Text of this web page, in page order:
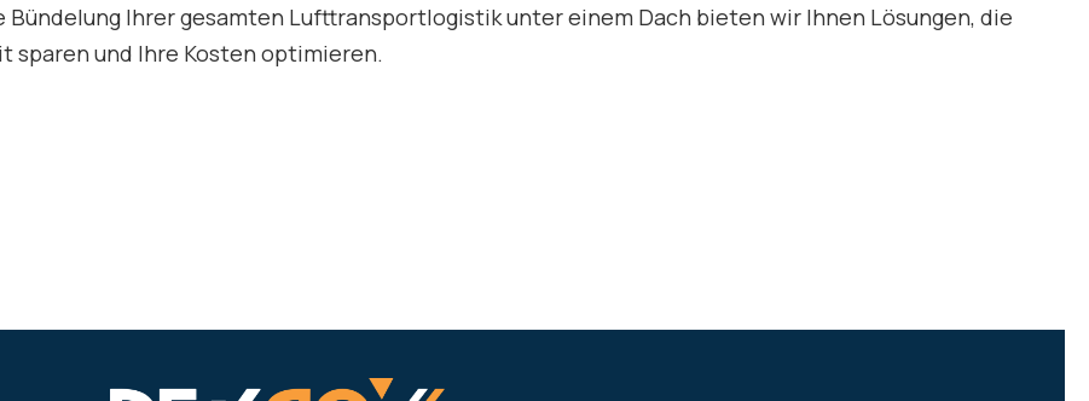
Bündelung Ihrer gesamten Lufttransportlogistik unter einem Dach bieten wir Ihnen Lösungen, die
sparen und Ihre Kosten optimieren.